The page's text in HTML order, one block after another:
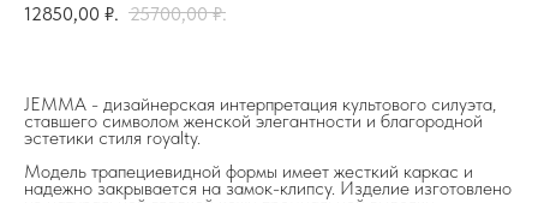
12850,00 ₽. 25700,00 ₽.
JEMMA - дизайнерская интерпретация культового силуэта,
ставшего символом женской элегантности и благородной
эстетики стиля royalty.
Модель трапециевидной формы имеет жесткий каркас и
надежно закрывается на замок-клипсу. Изделие изготовлено
на главную